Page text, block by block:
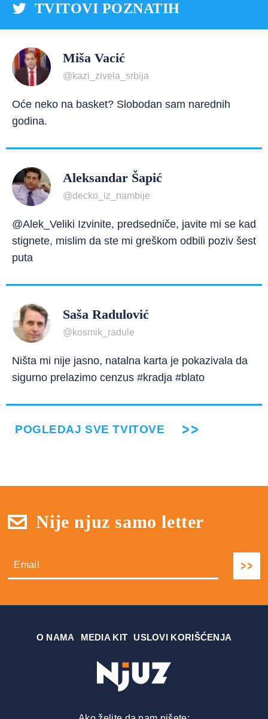
TVITOVI POZNATIH
Miša Vacić
@kazi_zivela_srbija
Oće neko na basket? Slobodan sam narednih
godina.
Aleksandar Šapić
@decko_iz_nambije
@Alek_Veliki Izvinite, predsedniče, javite mi se kad
stignete, mislim da ste mi greškom odbili poziv šest
puta
Saša Radulović
@kosmik_radule
Ništa mi nije jasno, natalna karta je pokazivala da
sigurno prelazimo cenzus #kradja #blato
POGLEDAJ SVE TVITOVE
Nije njuz samo letter
О NAMA MEDIA KIT USLOVI KORIŠĆENJA